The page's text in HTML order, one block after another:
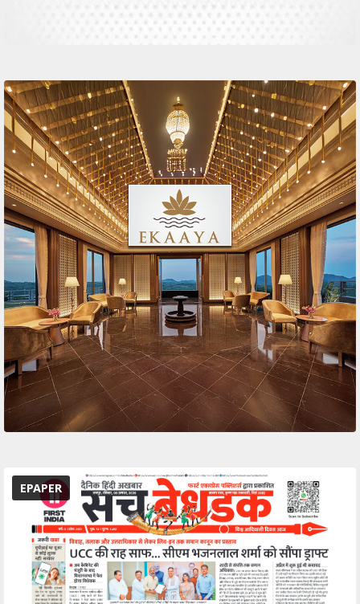
EPAPER